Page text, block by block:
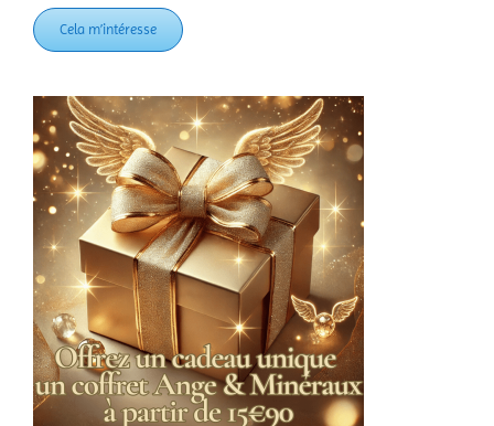
Cela m’intéresse